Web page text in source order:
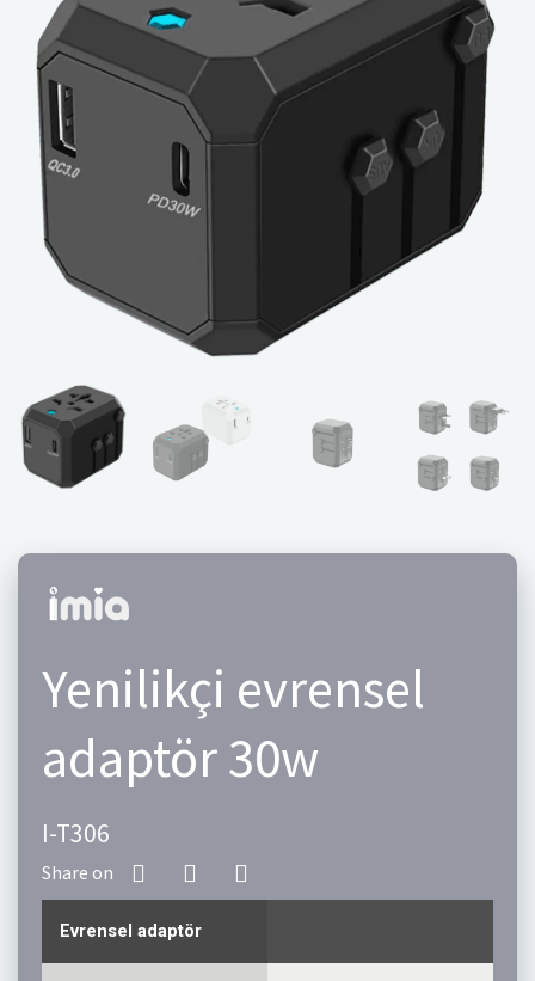
Yenilikçi evrensel
adaptör 30w
I-T306
Evrensel adaptör